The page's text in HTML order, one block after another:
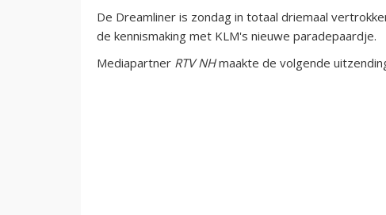
De Dreamliner is zondag in totaal driemaal
de kennismaking met KLM's nieuwe paradepaardje.
Mediapartner RTV NHmaakte de volgende